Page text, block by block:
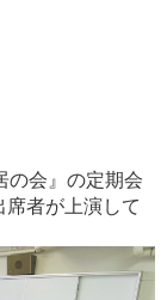
会』の定期会
者が上演して